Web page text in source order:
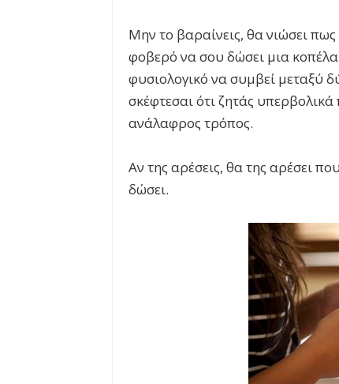
Μην το βαραίνεις, θα νιώσει πως
φοβερό να σου δώσει μια
φυσιολογικό να συμβεί μεταξύ
σκέφτεσαι ότι ζητάς
ανάλαφρος τρόπος.
Αν της αρέσεις, θα της αρέσει
δώσει.